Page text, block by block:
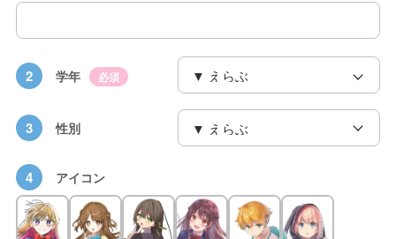
2 学年 必須
3 性別
4 アイコン